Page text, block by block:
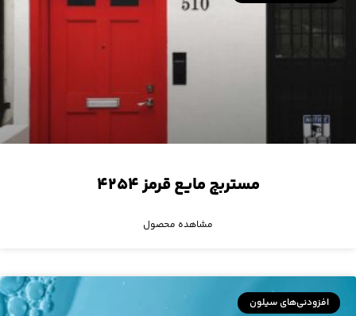
مستربچ مایع قرمز ۴۲۵۴
مشاهده محصول
افزودنی‌های سیلون